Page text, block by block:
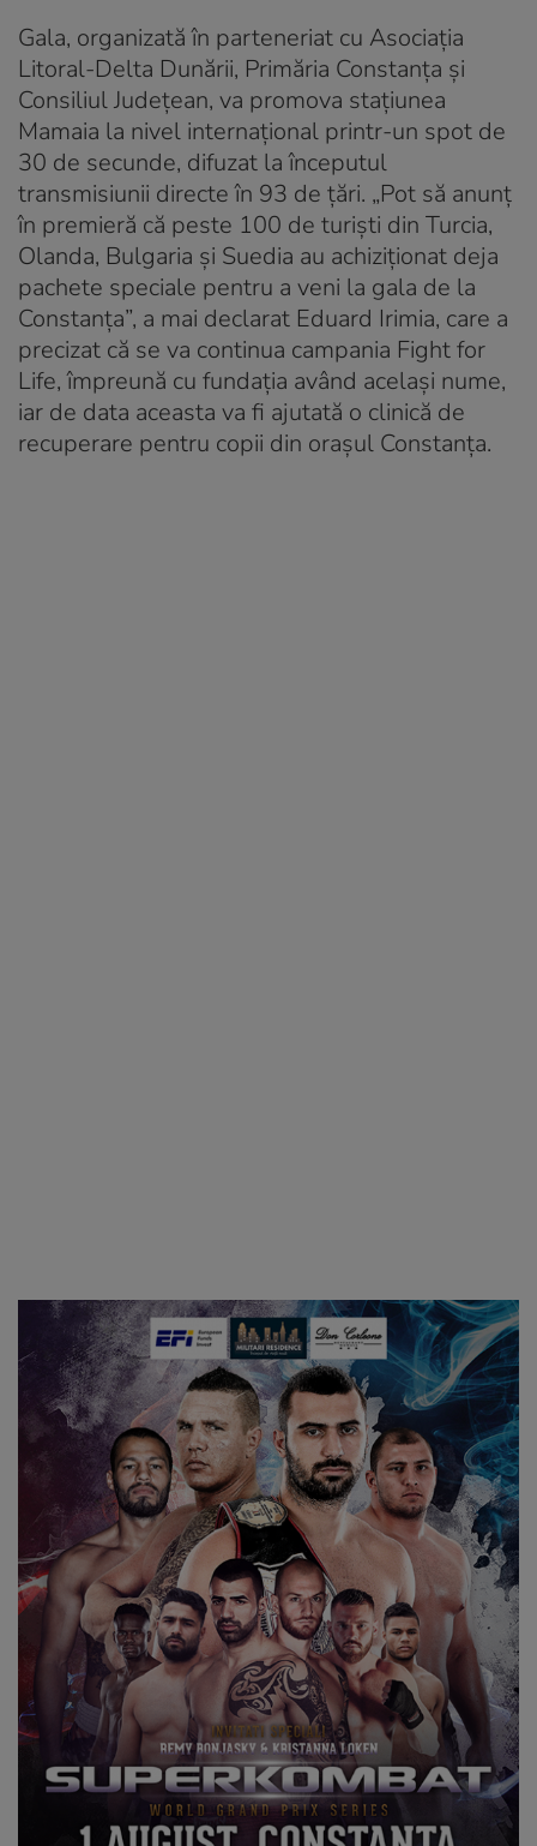
Gala, organizată în parteneriat cu Asociaţia
Litoral-Delta Dunării, Primăria Constanţa şi
Consiliul Judeţean, va promova staţiunea
Mamaia la nivel internaţional printr-un spot de
30 de secunde, difuzat la începutul
transmisiunii directe în 93 de ţări. „Pot să anunţ
în premieră că peste 100 de turişti din Turcia,
Olanda, Bulgaria şi Suedia au achiziţionat deja
pachete speciale pentru a veni la gala de la
Constanţa”, a mai declarat Eduard Irimia, care a
precizat că se va continua campania Fight for
Life, împreună cu fundaţia având acelaşi nume,
iar de data aceasta va fi ajutată o clinică de
recuperare pentru copii din oraşul Constanţa.